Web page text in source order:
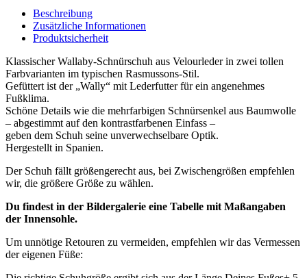
Beschreibung
Zusätzliche Informationen
Produktsicherheit
Klassischer Wallaby-Schnürschuh aus Velourleder in zwei tollen
Farbvarianten im typischen Rasmussons-Stil.
Gefüttert ist der „Wally“ mit Lederfutter für ein angenehmes
Fußklima.
Schöne Details wie die mehrfarbigen Schnürsenkel aus Baumwolle
– abgestimmt auf den kontrastfarbenen Einfass –
geben dem Schuh seine unverwechselbare Optik.
Hergestellt in Spanien.
Der Schuh fällt größengerecht aus, bei Zwischengrößen empfehlen
wir, die größere Größe zu wählen.
Du findest in der Bildergalerie eine Tabelle mit Maßangaben
der Innensohle.
Um unnötige Retouren zu vermeiden, empfehlen wir das Vermessen
der eigenen Füße: